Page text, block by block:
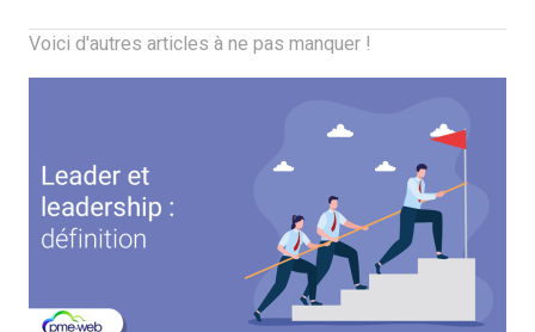
Voici d'autres articles à ne pas manquer !